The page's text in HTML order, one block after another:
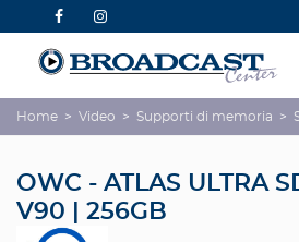
Home > Video > Supporti di memoria >
OWC - ATLAS ULTRA
V90 | 256GB